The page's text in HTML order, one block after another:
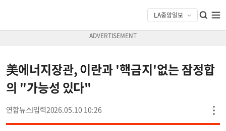
美에너지장관, 이란과 '핵금지'없는 잠정합
의 "가능성 있다"
연합뉴스 2026.05.10 10:26